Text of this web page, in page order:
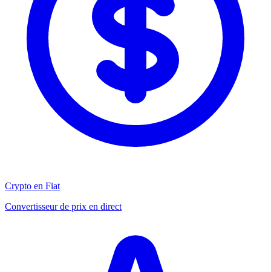
Crypto en Fiat
Convertisseur de prix en direct